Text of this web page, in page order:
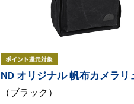
ND オリジナル 帆布カメラリ
（ブラック）